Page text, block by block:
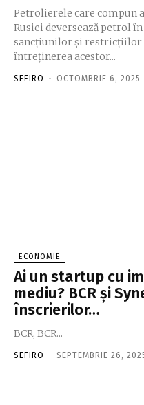
Petrolierele care compun
Rusiei deversează petrol
sancțiunilor și restricțiilor
întreținerea acestor...
SEFIRO - OCTOMBRIE 6, 2025
ECONOMIE
Ai un startup cu
mediu? BCR şi
înscrierilor…
BCR, BCR...
SEFIRO - SEPTEMBRIE 26,